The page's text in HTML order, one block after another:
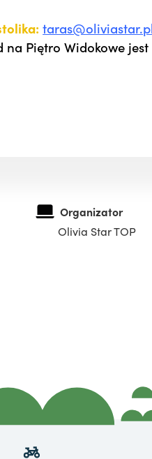
na Piętro Widokowe
Organizator
Olivia Star TOP